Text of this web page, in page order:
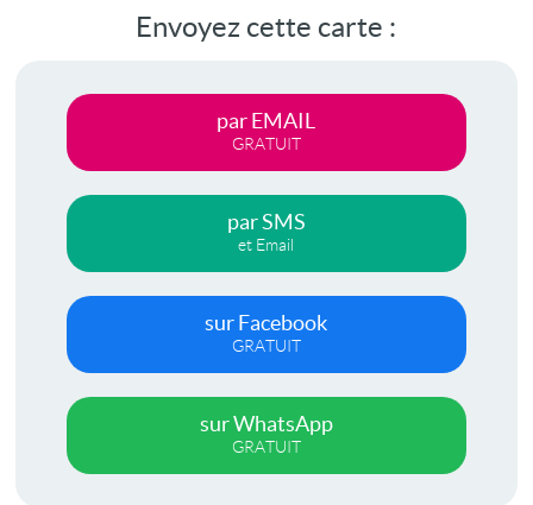
Envoyez cette carte :
par EMAIL
GRATUIT
par SMS
et Email
sur Facebook
GRATUIT
sur WhatsApp
GRATUIT